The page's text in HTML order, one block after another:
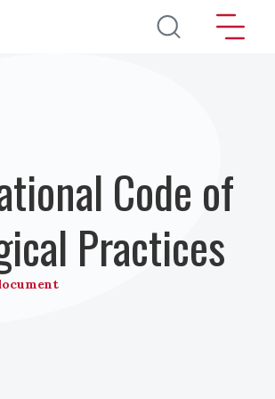
Salta al contenuto principale
Code of
Practices